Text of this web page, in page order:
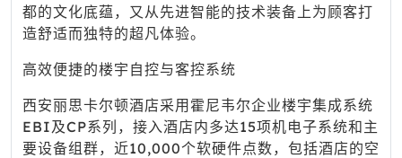
都的文化底蕴，又从先进智能的技术装备上为顾客打
造舒适而独特的超凡体验。
高效便捷的楼宇自控与客控系统
西安丽思卡尔顿酒店采用霍尼韦尔企业楼宇集成系统
EBI及CP系列，接入酒店内多达15项机电子系统和主
要设备组群，近10,000个软硬件点数，包括酒店的空